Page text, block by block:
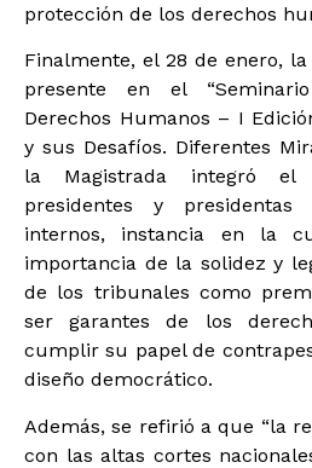
protección de los derechos
Finalmente, el 28 de enero,
presente en el
Derechos Humanos – I
y sus Desafíos. Diferentes
la Magistrada integró el
presidentes y
internos, instancia en la
importancia de la solidez y
de los tribunales como
ser garantes de los
cumplir su papel de
diseño democrático.
Además, se refirió a que “la
con las altas cortes